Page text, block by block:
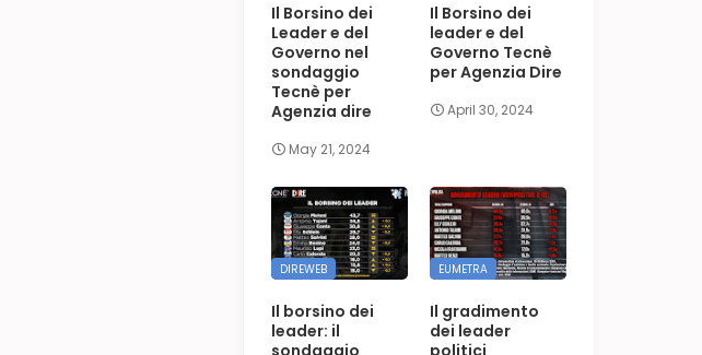
Il Borsino dei
Leader e del
Governo nel
sondaggio
Tecnè per
Agenzia dire
May 21, 2024
Il Borsino dei
leader e del
Governo Tecnè
per Agenzia Dire
April 30, 2024
DIREWEB
Il borsino dei
leader: il
sondaggio
EUMETRA
Il gradimento
dei leader
politici